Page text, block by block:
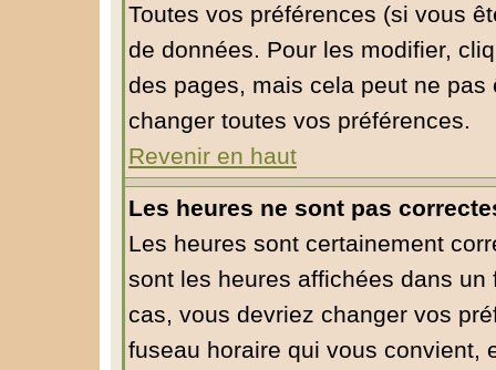
Toutes vos préférences (si vous
de données. Pour les modifier,
des pages, mais cela peut ne
changer toutes vos préférences.
Revenir en haut
Les heures ne sont pas
Les heures sont certainement
sont les heures affichées dans
cas, vous devriez changer vos
fuseau horaire qui vous convient,